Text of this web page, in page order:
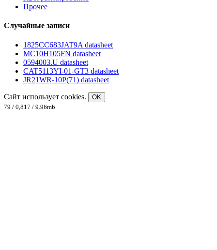
Прочее
Случайные записи
1825CC683JAT9A datasheet
MC10H105FN datasheet
0594003.U datasheet
CAT5113YI-01-GT3 datasheet
JR21WR-10P(71) datasheet
Сайт использует cookies.
OK
79 / 0,817 / 9.96mb